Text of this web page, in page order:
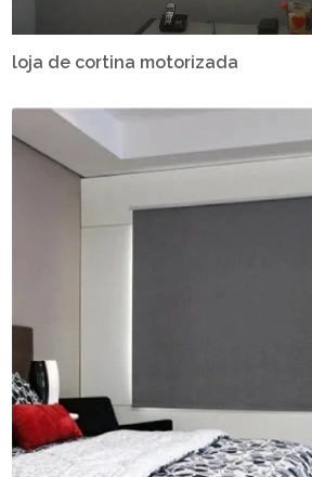
loja de cortina motorizada